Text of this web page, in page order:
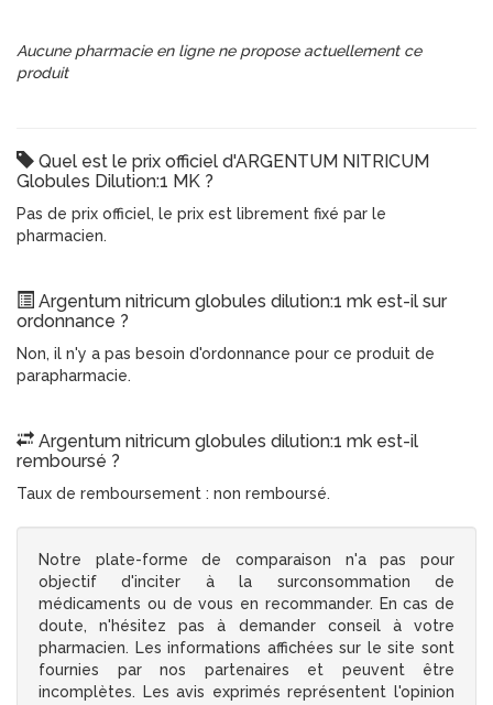
Aucune pharmacie en ligne ne propose actuellement ce
produit
Quel est le prix officiel d'ARGENTUM NITRICUM
Globules Dilution:1 MK ?
Pas de prix officiel, le prix est librement fixé par le
pharmacien.
Argentum nitricum globules dilution:1 mk est-il sur
ordonnance ?
Non, il n'y a pas besoin d'ordonnance pour ce produit de
parapharmacie.
Argentum nitricum globules dilution:1 mk est-il
remboursé ?
Taux de remboursement : non remboursé.
Notre plate-forme de comparaison n'a pas pour
objectif d'inciter à la surconsommation de
médicaments ou de vous en recommander. En cas de
doute, n'hésitez pas à demander conseil à votre
pharmacien. Les informations affichées sur le site sont
fournies par nos partenaires et peuvent être
incomplètes. Les avis exprimés représentent l'opinion